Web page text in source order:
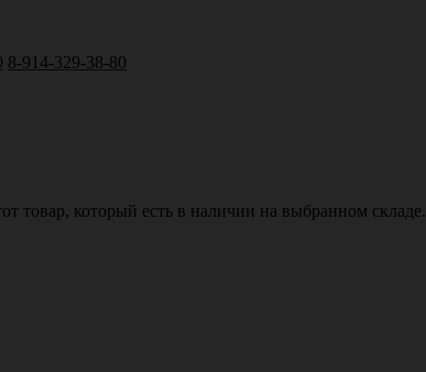
8-914-329-38-80
товар, который есть в наличии на выбранном складе.